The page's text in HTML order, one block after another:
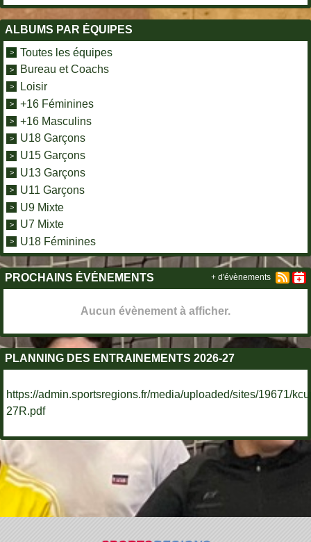
ALBUMS PAR ÉQUIPES
Toutes les équipes
Bureau et Coachs
Loisir
+16 Féminines
+16 Masculins
U18 Garçons
U15 Garçons
U13 Garçons
U11 Garçons
U9 Mixte
U7 Mixte
U18 Féminines
PROCHAINS ÉVÉNEMENTS
Aucun évènement à afficher.
+ d'évènements
PLANNING DES ENTRAINEMENTS 2026-27
https://admin.sportsregions.fr/media/uploaded/sites/19671/
27R.pdf